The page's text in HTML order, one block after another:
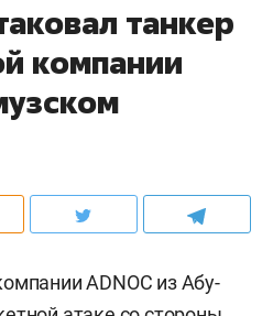
танкер
компании
ADNOC из Абу-